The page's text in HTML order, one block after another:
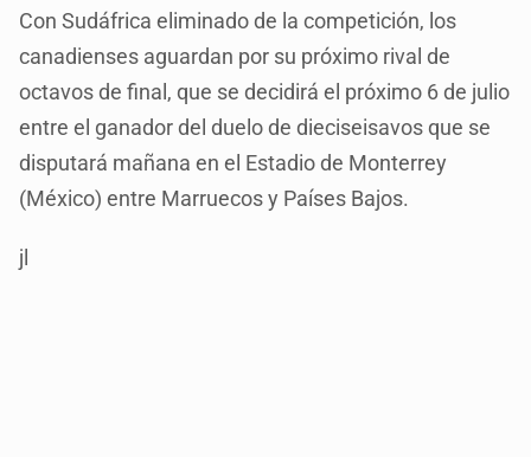
Con Sudáfrica eliminado de la competición, los
canadienses aguardan por su próximo rival de
octavos de final, que se decidirá el próximo 6 de julio
entre el ganador del duelo de dieciseisavos que se
disputará mañana en el Estadio de Monterrey
(México) entre Marruecos y Países Bajos.
jl